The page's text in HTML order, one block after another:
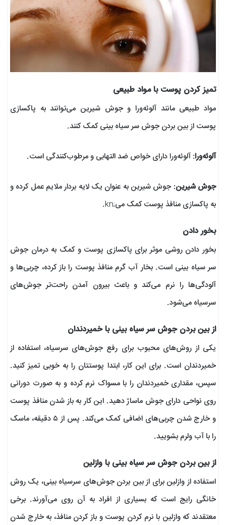
تمیز کردن پوست با مواد طبیعی
مواد طبیعی مانند آلوئه‌ورا و جوش شیرین می‌توانند به پاکسازی
پوست از بین بردن جوش سر سیاه بینی کمک کنند.
آلوئه‌ورا: آلوئه‌ورا دارای خواص ضد التهابی و مرطوب‌کنندگی است.
جوش شیرین: جوش شیرین به عنوان یک لایه بردار ملایم عمل کرده و
به پاکسازی منافذ پوست کمک می‌;kn.
بخور دادن
بخور دادن روشی موثر برای پاکسازی پوست و کمک به درمان جوش
سر سیاه بینی است. بخار آب گرم منافذ پوست را باز کرده، چربی‌ها و
آلودگی‌ها را نرم می‌کند و باعث بیرون آمدن راحت‌تر جوش‌های
سرسیاه می‌شود.
از بین بردن جوش سر سیاه بینی با خمیردندان
یکی از روش‌های محبوب برای رفع جوش‌های سرسیاه، استفاده از
خمیردندان است. برای این کار، ابتدا پوستتان را به خوبی تمیز کنید.
سپس، مقداری خمیردندان را با مسواک نرم کرده و به صورت دورانی
روی نواحی دارای جوش ماساژ دهید. این کار به باز شدن منافذ پوست
و خارج شدن چربی‌های اضافی کمک می‌کند. پس از ۵ دقیقه، ماسک
را با آب ولرم بشویید.
از بین بردن جوش سر سیاه بینی با وازلین
استفاده از وازلین برای از بین بردن جوش‌های سرسیاه بینی، یک روش
خانگی رایج است که بسیاری از افراد به آن روی می‌آورند. برخی
معتقدند که وازلین با نرم کردن پوست و باز کردن منافذ، به خارج شدن